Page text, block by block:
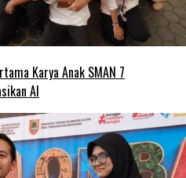
Karya Anak SMAN 7
AI